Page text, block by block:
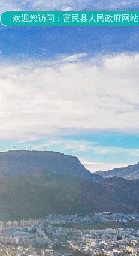
欢迎您访问：富民县人民政府网站